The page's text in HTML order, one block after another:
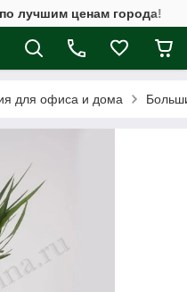
лучшим ценам города!
для офиса и дома